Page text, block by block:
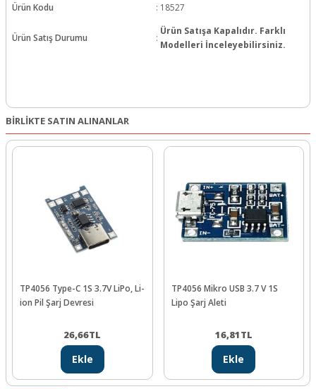
Ürün Kodu
: 18527
Ürün Satış Durumu :
Ürün Satışa Kapalıdır. Farklı
Modelleri İnceleyebilirsiniz.
BİRLİKTE SATIN ALINANLAR
TP4056 Type-C 1S 3.7V LiPo, Li-
ion Pil Şarj Devresi
26,66TL
Ekle
TP4056 Mikro USB 3.7 V 1S
Lipo Şarj Aleti
16,81TL
Ekle